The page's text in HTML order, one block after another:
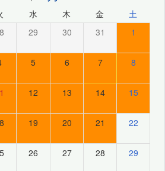
水 木 金 土
29 30 31 1
5 6 7 8
12 13 14 15
19 20 21 22
26 27 28 29